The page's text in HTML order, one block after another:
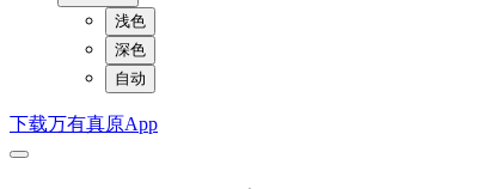
浅色
深色
自动
下载万有真原App